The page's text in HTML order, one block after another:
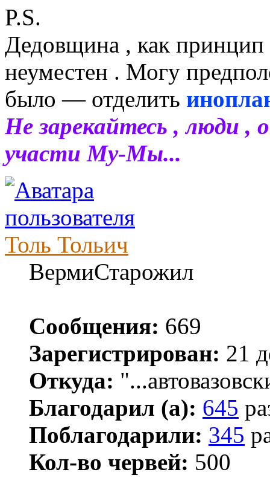
P.S.
Дедовщина , как
неуместен . Могу
было — отделить
Не зарекайтесь , люди
участи Му-Мы...
Толь Тольич
ВермиСтарожил
Сообщения: 669
Зарегистрирован: 21
Откуда:
Благодарил (а): 645
Поблагодарили: 345
Кол-во червей: 500